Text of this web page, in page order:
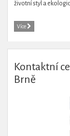
životní styl a
Více
Kontaktní
Brně